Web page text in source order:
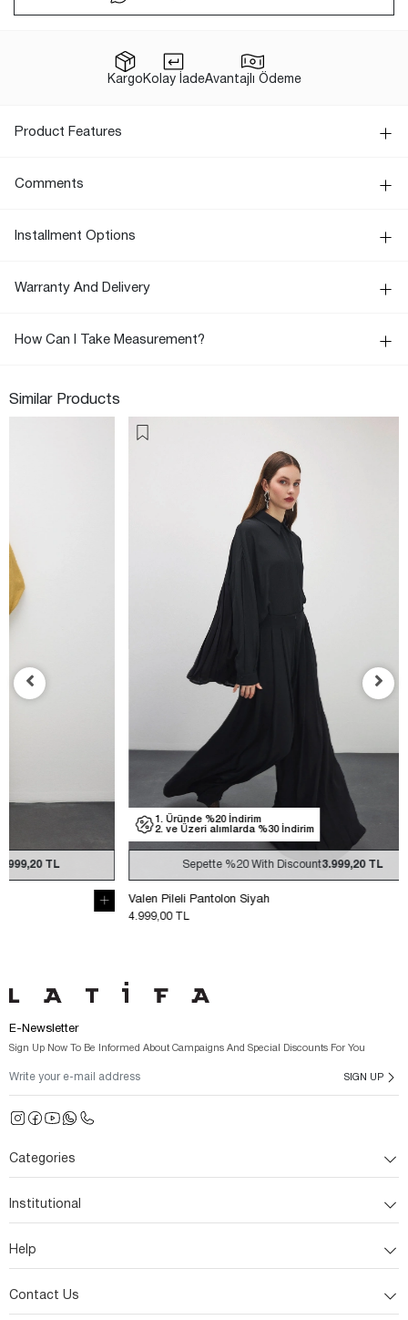
Kargo Kolay İadeAvantajlı Ödeme
Product Features
Comments
Installment Options
Warranty And Delivery
How Can I Take Measurement?
Similar Products
1. Üründe %20 İndirim
2. ve Üzeri alımlarda %30 İndirim
With Discount3.999,20 TL
Valen Pileli Pantolon Siyah
2. ve
E-Newsletter
Sign Up Now To Be Informed About Campaigns And Special Discounts For You
SIGN UP
Categories
Institutional
Help
Contact Us